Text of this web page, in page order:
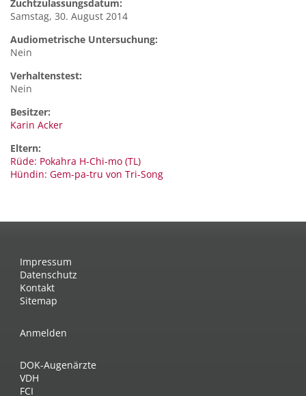
Zuchtzulassungsdatum:
Samstag, 30. August 2014
Audiometrische Untersuchung:
Nein
Verhaltenstest:
Nein
Besitzer:
Karin Acker
Eltern:
Rüde: Pokahra H-Chi-mo (TL)
Hündin: Gem-pa-tru von Tri-Song
Impressum
Datenschutz
Kontakt
Sitemap
Anmelden
DOK-Augenärzte
VDH
FCI